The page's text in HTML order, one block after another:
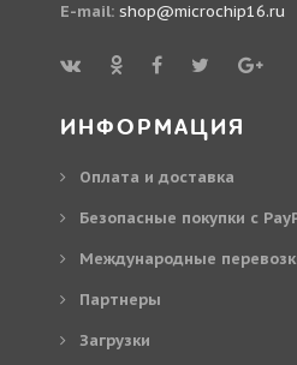
E-mail: shop@microchip16.ru
ИНФОРМАЦИЯ
Оплата и доставка
Безопасные покупки с
Международные
Партнеры
Загрузки